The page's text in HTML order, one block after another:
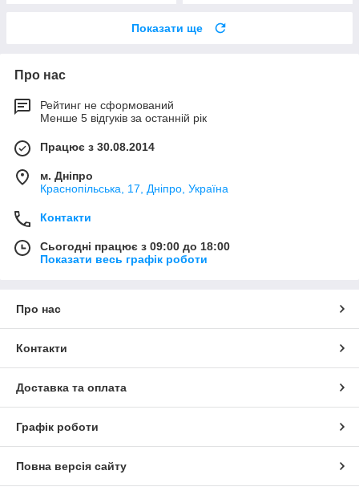
Показати ще
Про нас
Рейтинг не сформований
Менше 5 відгуків за останній рік
Працює з 30.08.2014
м. Дніпро
Краснопільська, 17, Дніпро, Україна
Контакти
Сьогодні працює з 09:00 до 18:00
Показати весь графік роботи
Про нас
Контакти
Доставка та оплата
Графік роботи
Повна версія сайту